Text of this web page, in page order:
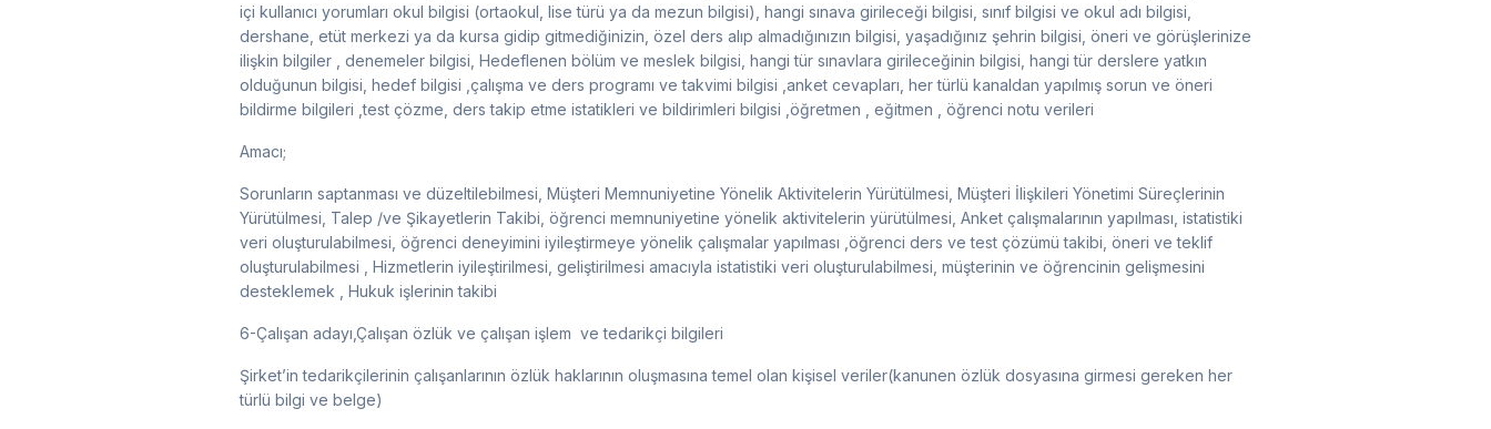
içi kullanıcı yorumları okul bilgisi (ortaokul, lise türü ya da mezun bilgisi), hangi sınava girileceği bilgisi, sınıf bilgisi ve okul adı bilgisi,
dershane, etüt merkezi ya da kursa gidip gitmediğinizin, özel ders alıp almadığınızın bilgisi, yaşadığınız şehrin bilgisi, öneri ve görüşlerinize
ilişkin bilgiler , denemeler bilgisi, Hedeflenen bölüm ve meslek bilgisi, hangi tür sınavlara girileceğinin bilgisi, hangi tür derslere yatkın
olduğunun bilgisi, hedef bilgisi ,çalışma ve ders programı ve takvimi bilgisi ,anket cevapları, her türlü kanaldan yapılmış sorun ve öneri
bildirme bilgileri ,test çözme, ders takip etme istatikleri ve bildirimleri bilgisi ,öğretmen , eğitmen , öğrenci notu verileri
Amacı;
Sorunların saptanması ve düzeltilebilmesi, Müşteri Memnuniyetine Yönelik Aktivitelerin Yürütülmesi, Müşteri İlişkileri Yönetimi Süreçlerinin
Yürütülmesi, Talep /ve Şikayetlerin Takibi, öğrenci memnuniyetine yönelik aktivitelerin yürütülmesi, Anket çalışmalarının yapılması, istatistiki
veri oluşturulabilmesi, öğrenci deneyimini iyileştirmeye yönelik çalışmalar yapılması ,öğrenci ders ve test çözümü takibi, öneri ve teklif
oluşturulabilmesi , Hizmetlerin iyileştirilmesi, geliştirilmesi amacıyla istatistiki veri oluşturulabilmesi, müşterinin ve öğrencinin gelişmesini
desteklemek , Hukuk işlerinin takibi
6-Çalışan adayı,Çalışan özlük ve çalışan işlem ve tedarikçi bilgileri
Şirket’in tedarikçilerinin çalışanlarının özlük haklarının oluşmasına temel olan kişisel veriler​(kanunen özlük dosyasına girmesi gereken her
türlü bilgi ve belge)